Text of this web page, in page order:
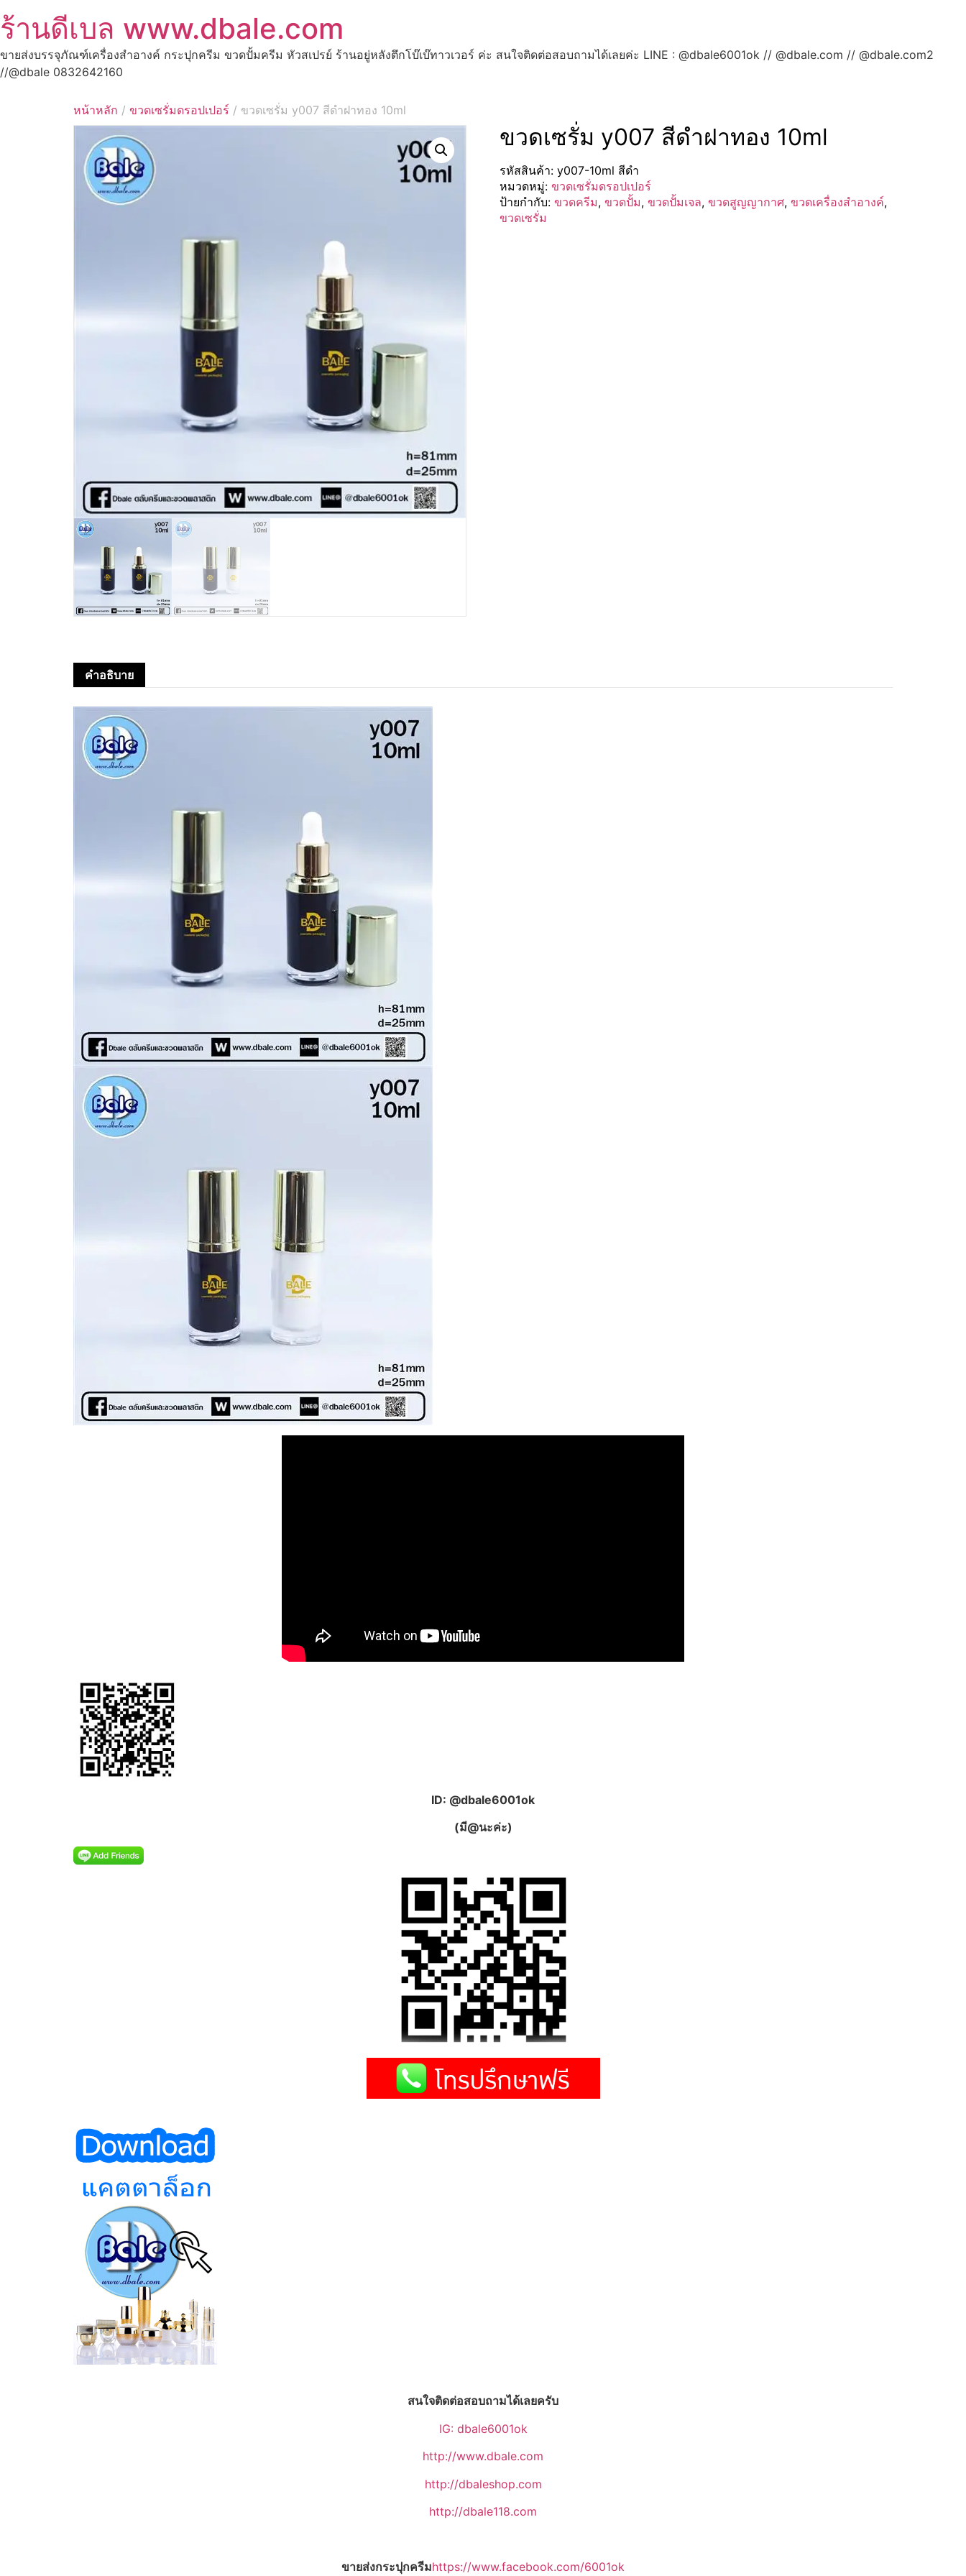
ร้านดีเบล www.dbale.com
ขายส่งบรรจุภัณฑ์เครื่องสำอางค์ กระปุกครีม ขวดปั้มครีม หัวสเปรย์ ร้านอยู่หลังตึกโบ๊เบ๊ทาวเวอร์ ค่ะ สนใจติดต่อสอบถามได้เลยค่ะ LINE : @dbale6001ok // @dbale.com // @dbale.com2
//@dbale 0832642160
หน้าหลัก / ขวดเซรั่มดรอปเปอร์ / ขวดเซรั่ม y007 สีดำฝาทอง 10ml
ขวดเซรั่ม y007 สีดำฝาทอง 10ml
รหัสสินค้า: y007-10ml สีดำ
หมวดหมู่: ขวดเซรั่มดรอปเปอร์
ป้ายกำกับ: ขวดครีม, ขวดปั้ม, ขวดปั้มเจล, ขวดสูญญากาศ, ขวดเครื่องสำอางค์,
ขวดเซรั่ม
คำอธิบาย
ID: @dbale6001ok
(มี@นะค่ะ)
สนใจติดต่อสอบถามได้เลยครับ
IG: dbale6001ok
http://www.dbale.com
http://dbaleshop.com
http://dbale118.com
ขายส่งกระปุกครีมhttps://www.facebook.com/6001ok